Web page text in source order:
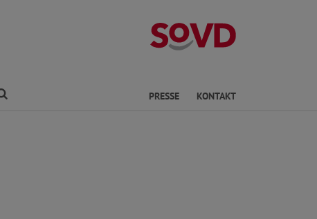
PRESSE KONTAKT